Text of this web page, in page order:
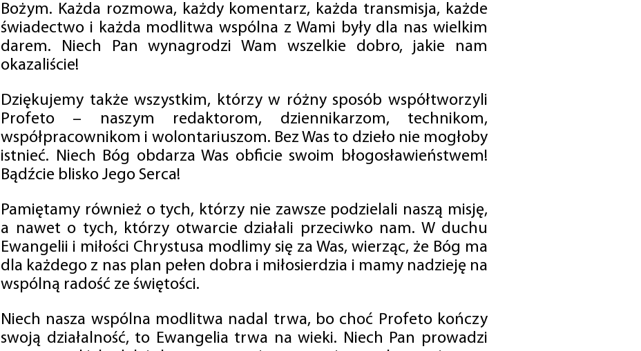
Bożym. Każda rozmowa, każdy komentarz, każda transmisja, każde
świadectwo i każda modlitwa wspólna z Wami były dla nas wielkim
darem. Niech Pan wynagrodzi Wam wszelkie dobro, jakie nam
okazaliście!
Dziękujemy także wszystkim, którzy w różny sposób współtworzyli
Profeto – naszym redaktorom, dziennikarzom, technikom,
współpracownikom i wolontariuszom. Bez Was to dzieło nie mogłoby
istnieć. Niech Bóg obdarza Was obficie swoim błogosławieństwem!
Bądźcie blisko Jego Serca!
Pamiętamy również o tych, którzy nie zawsze podzielali naszą misję,
a nawet o tych, którzy otwarcie działali przeciwko nam. W duchu
Ewangelii i miłości Chrystusa modlimy się za Was, wierząc, że Bóg ma
dla każdego z nas plan pełen dobra i miłosierdzia i mamy nadzieję na
wspólną radość ze świętości.
Niech nasza wspólna modlitwa nadal trwa, bo choć Profeto kończy
swoją działalność, to Ewangelia trwa na wieki. Niech Pan prowadzi